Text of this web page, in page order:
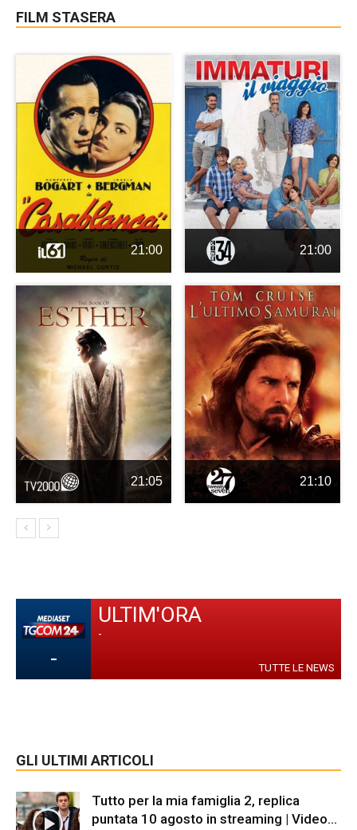
FILM STASERA
21:00 21:00
21:05 21:10
-
ULTIM'ORA
-
TUTTE LE NEWS
GLI ULTIMI ARTICOLI
Tutto per la mia famiglia 2, replica
puntata 10 agosto in streaming | Video...